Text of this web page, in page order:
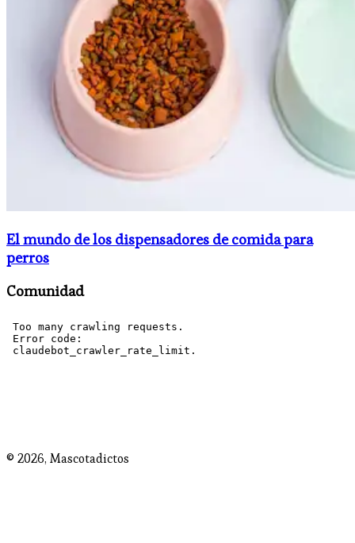
El mundo de los dispensadores de comida para
perros
Comunidad
© 2026, Mascotadictos